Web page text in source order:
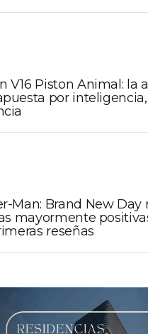
V16 Piston Animal: la
por
Man: Brand New Day
mayormente
reseñas